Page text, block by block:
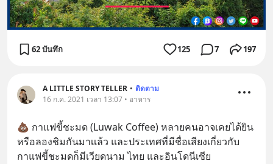
62 บันทึก 125 7 197
A LITTLE STORY TELLER • ติดตาม
16 ก.ค. 2021 เวลา 13:07 • อาหาร
💩 กาแฟขี้ชะมด (Luwak Coffee) หลายคนอาจเคยได้ยิน
หรือลองชิมกันมาเเล้ว และประเทศที่มีชื่อเสียงเกี่ยวกับ
กาแฟขี้ชะมดก็มีเวียดนาม ไทย และอินโดนีเซีย